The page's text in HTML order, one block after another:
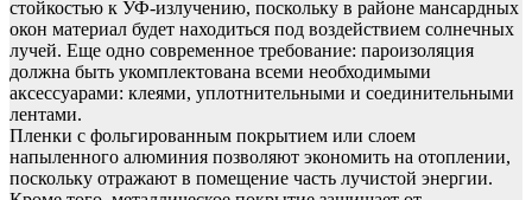
стойкостью к УФ-излучению, поскольку в районе мансардных
окон материал будет находиться под воздействием солнечных
лучей. Еще одно современное требование: пароизоляция
должна быть укомплектована всеми необходимыми
аксессуарами: клеями, уплотнительными и соединительными
лентами.
Пленки с фольгированным покрытием или слоем
напыленного алюминия позволяют экономить на отоплении,
поскольку отражают в помещение часть лучистой энергии.